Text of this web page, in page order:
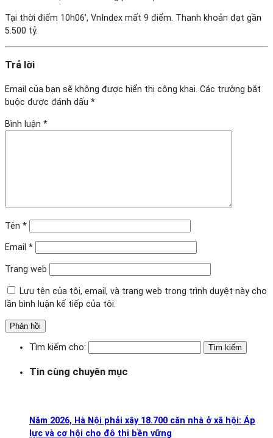
Tại thời điểm 10h06′, VnIndex mất 9 điểm. Thanh khoản đạt gần
5.500 tỷ.
Trả lời
Email của bạn sẽ không được hiển thị công khai. Các trường bắt
buộc được đánh dấu *
Bình luận *
Tên *
Email *
Trang web
Lưu tên của tôi, email, và trang web trong trình duyệt này cho
lần bình luận kế tiếp của tôi.
Tìm kiếm cho:
Tin cùng chuyên mục
Năm 2026, Hà Nội phải xây 18.700 căn nhà ở xã hội: Áp
lực và cơ hội cho đô thị bền vững